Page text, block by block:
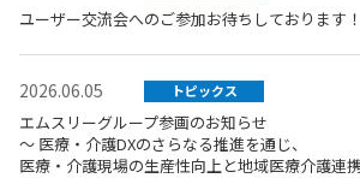
ユーザー交流会へのご参加お待ちしております！
2026.06.05 トピックス
エムスリーグループ参画のお知らせ
～ 医療・介護DXのさらなる推進を通じ、
医療・介護現場の生産性向上と地域医療介護連